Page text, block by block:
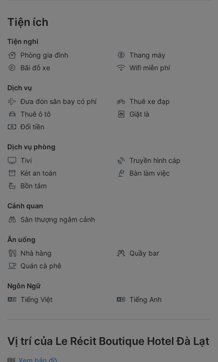
Tiện ích
Tiện nghi
Phòng gia đình
Thang máy
Bãi đỗ xe
Wifi miễn phí
Dịch vụ
Đưa đón sân bay có phí
Thuê xe đạp
Thuê ô tô
Giặt là
Đổi tiền
Dịch vụ phòng
Tivi
Truyền hình cáp
Két an toàn
Bàn làm việc
Bồn tắm
Cảnh quan
Sân thượng ngắm cảnh
Ăn uống
Nhà hàng
Quầy bar
Quán cà phê
Ngôn Ngữ
Tiếng Việt
Tiếng Anh
Vị trí của Le Récit Boutique Hotel Đà Lạt
Xem bản đồ